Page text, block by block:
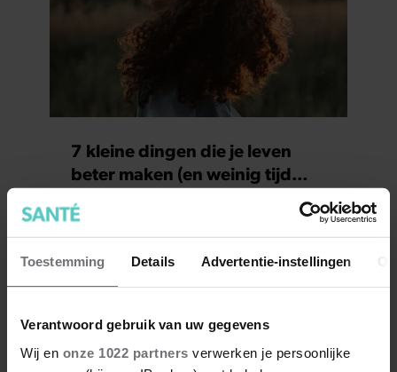
Toestemming Details Advertentie-instellingen
Verantwoord gebruik van uw gegevens
Wij en onze 1022 partners verwerken je persoonlijke
7 kleine dingen die je leven
beter maken (en weinig tijd
kosten)